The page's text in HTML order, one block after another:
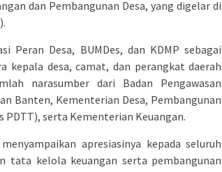
dan Pembangunan Desa, yang digelar di
Peran Desa, BUMDes, dan KDMP sebagai
kepala desa, camat, dan perangkat daerah
narasumber dari Badan Pengawasan
Banten, Kementerian Desa, Pembangunan
serta Kementerian Keuangan.
apresiasinya kepada seluruh
tata kelola keuangan serta pembangunan